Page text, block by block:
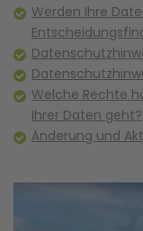
Werden Ihre
Welche Rechte
Ihrer Daten geht?
Änderung und